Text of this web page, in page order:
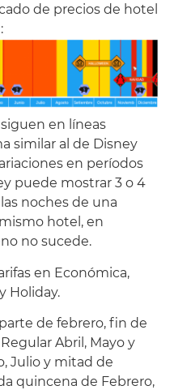
de precios de hotel
en líneas
similar al de Disney
en períodos
puede mostrar 3 o 4
noches de una
hotel, en
no sucede.
en Económica,
Holiday.
de febrero, fin de
Abril, Mayo y
Julio y mitad de
quincena de Febrero,